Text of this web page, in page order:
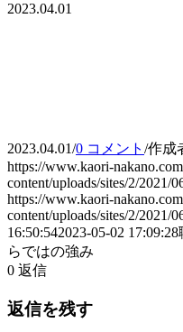
2023.04.01
2023.04.01/0 コメント /作成
https://www.kaori-
content/uploads/sites/2/2021/
https://www.kaori-
content/uploads/sites/2/2021/
16:50:542023-05-02 17:09:28
らではの強み
0 返信
返信を残す